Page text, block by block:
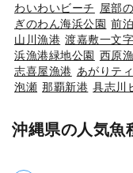
わいわいビーチ 屋部
ぎのわん海浜公園 前
山川漁港 渡嘉敷一文字
浜漁港緑地公園 西原
志喜屋漁港 あがりテ
泡瀬 那覇新港 具志川
沖縄県の人気魚